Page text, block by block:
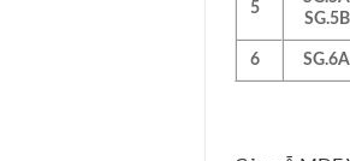
5
SG.5B
6 SG.6A